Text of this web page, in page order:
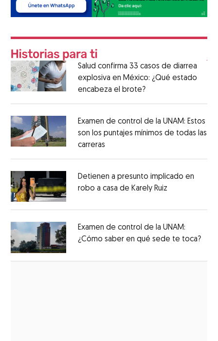
Salud confirma 33 casos de diarrea
explosiva en México: ¿Qué estado
encabeza el brote?
Examen de control de la UNAM: Estos
son los puntajes mínimos de todas las
carreras
Detienen a presunto implicado en
robo a casa de Karely Ruiz
Examen de control de la UNAM:
¿Cómo saber en qué sede te toca?